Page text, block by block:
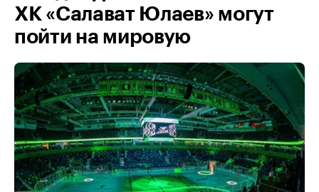
ХК «Салават Юлаев» могут
пойти на мировую